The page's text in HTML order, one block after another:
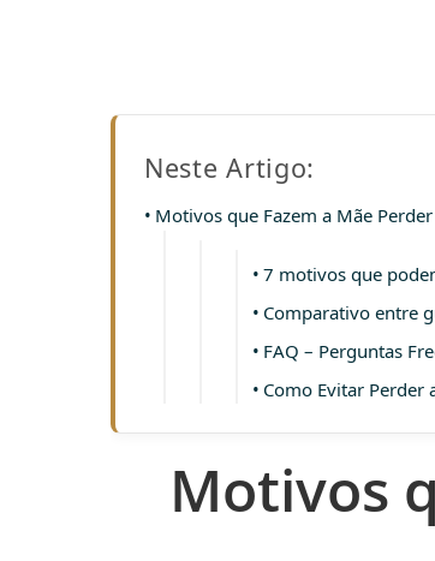
Neste Artigo:
Motivos que Fazem a Mãe
7 motivos que
Comparativo entre
FAQ – Perguntas
Como Evitar Perder
Motivos